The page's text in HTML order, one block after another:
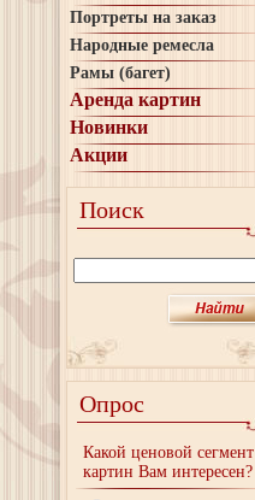
Портреты на заказ
Народные ремесла
Рамы (багет)
Аренда картин
Новинки
Акции
Поиск
Опрос
Какой ценовой сегмент
картин Вам интересен?